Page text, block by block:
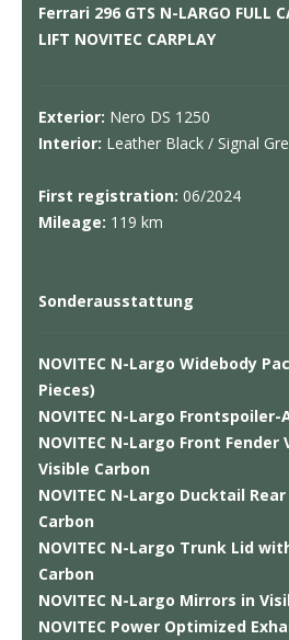
Ferrari 296 GTS N-LARGO FULL
LIFT NOVITEC CARPLAY
Exterior: Nero DS 1250
Interior: Leather Black / Signal
First registration: 06/2024
Mileage: 119 km
Sonderausstattung
NOVITEC N-Largo Widebody
Pieces)
NOVITEC N-Largo
NOVITEC N-Largo Front
Visible Carbon
NOVITEC N-Largo Ducktail
Carbon
NOVITEC N-Largo Trunk Lid
Carbon
NOVITEC N-Largo Mirrors in
NOVITEC Power Optimized